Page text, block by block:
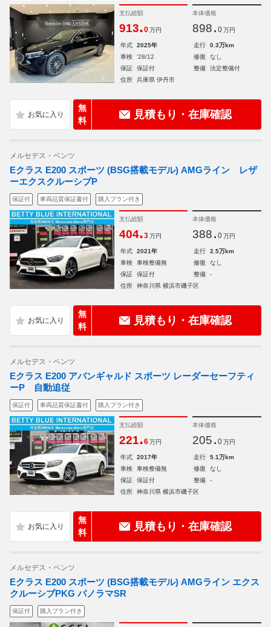
支払総額
913.0 万円
本体価格
898. 0 万円
年式 2025年 走行
0.3万km
車検
'28/12 修復
なし
保証
保証付 整備
法定整備付
住所
兵庫県 伊丹市
無
料
見積もり・在庫確認
メルセデス・ベンツ
Eクラス E200 スポーツ (BSG搭載モデル) AMGライン レザ
ーエクスクルーシブP
保証付 車両品質保証書付 購入プラン付き
支払総額
404.3 万円
本体価格
388. 0 万円
年式 2021年 走行
2.5万km
車検
車検整備無 修復
なし
保証
保証付 整備
-
住所
神奈川県 横浜市磯子区
無
料
見積もり・在庫確認
メルセデス・ベンツ
Eクラス E200 アバンギャルド スポーツ レーダーセーフティ
ーP 自動追従
保証付 車両品質保証書付 購入プラン付き
支払総額
221.6 万円
本体価格
205. 0 万円
年式 2017年 走行
5.1万km
車検
車検整備無 修復
なし
保証
保証付 整備
-
住所
神奈川県 横浜市磯子区
無
料
見積もり・在庫確認
メルセデス・ベンツ
Eクラス E200 スポーツ (BSG搭載モデル) AMGライン エクス
クルーシブPKG パノラマSR
保証付 購入プラン付き